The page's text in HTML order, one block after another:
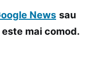
News sau
mai comod.